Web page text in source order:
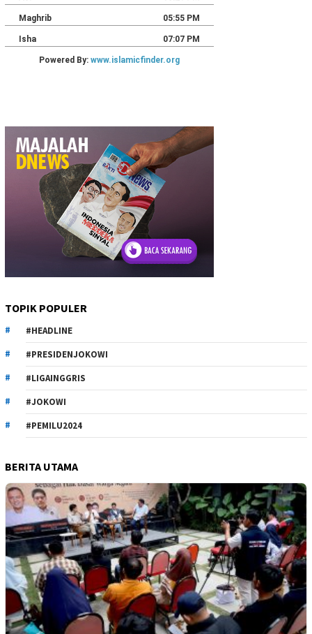
TOPIK POPULER
#HEADLINE
#PRESIDENJOKOWI
#LIGAINGGRIS
#JOKOWI
#PEMILU2024
BERITA UTAMA